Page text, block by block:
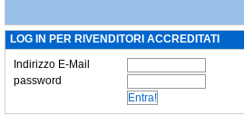
LOG IN PER RIVENDITORI ACCREDITATI
Indirizzo E-Mail
password